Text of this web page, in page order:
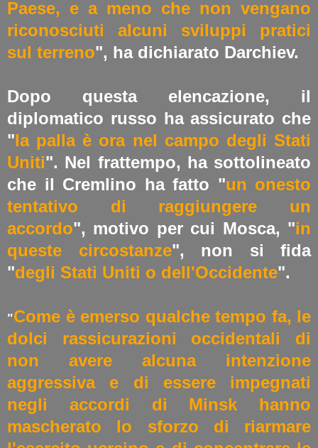
Paese, e a meno che non vengano
riconosciuti alcuni sviluppi pratici
sul terreno", ha dichiarato Darchiev.
Dopo questa elencazione, il
diplomatico russo ha assicurato che
"la palla è ora nel campo degli Stati
Uniti". Nel frattempo, ha sottolineato
che il Cremlino ha fatto "un onesto
tentativo di raggiungere un
accordo", motivo per cui Mosca, "in
queste circostanze", non si fida
"degli Stati Uniti o dell'Occidente".
"Come è emerso qualche tempo fa, le
dolci rassicurazioni occidentali di
non avere alcuna intenzione
aggressiva e di essere impegnati
negli accordi di Minsk hanno
mascherato lo sforzo di riarmare